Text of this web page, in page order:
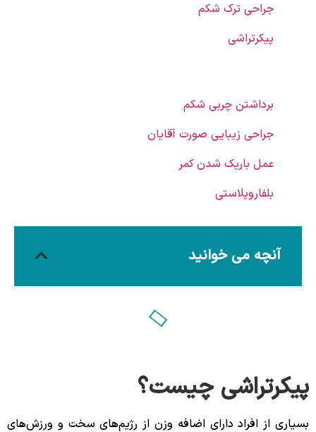
جراحی ترک شکم
پیکرتراشی
برداشتن چربی شکم
جراحی زیبایی صورت آقایان
عمل باریک شدن کمر
بلفاروپلاستی
آنچه می خوانید
پیکرتراشی چیست؟
بسیاری از افراد دارای اضافه وزن از رژیم‌های سخت و ورزش‌های